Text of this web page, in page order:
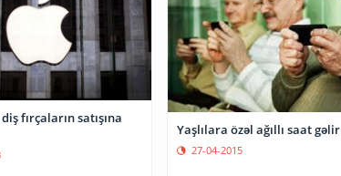
fırçaların satışına
Yaşlılara özəl ağıllı saat gəlir
27-04-2015